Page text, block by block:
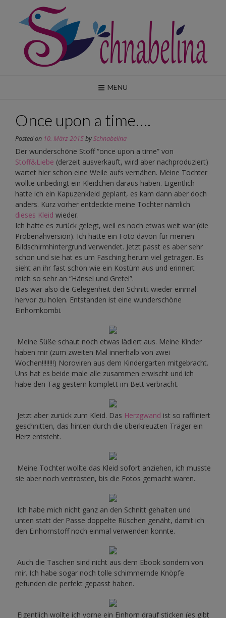
content
MENU
Once upon a time….
Posted on 10. März 2015bySchnabelina
Der wunderschöne Stoff “once upon a time” von
Stoff&Liebe (derzeit ausverkauft, wird aber nachproduziert)
wartet hier schon eine Weile aufs vernähen. Meine Tochter
wollte unbedingt ein Kleidchen daraus haben. Eigentlich
hatte ich ein Kapuzenkleid geplant, es kam dann aber doch
anders. Kurz vorher entdeckte meine Tochter nämlich
dieses Kleid wieder.
Ich hatte es zurück gelegt, weil es noch etwas weit war (die
Probenähversion). Ich hatte ein Foto davon für meinen
Bildschirmhintergrund verwendet. Jetzt passt es aber sehr
schön und sie hat es um Fasching herum viel getragen. Es
sieht an ihr fast schon wie ein Kostüm aus und erinnert
mich so sehr an “Hänsel und Gretel”.
Das war also die Gelegenheit den Schnitt wieder einmal
hervor zu holen. Entstanden ist eine wunderschöne
Einhornkombi.
Meine Süße schaut noch etwas lädiert aus. Meine Kinder
haben mir (zum zweiten Mal innerhalb von zwei
Wochen!!!!!!!!) Noroviren aus dem Kindergarten mitgebracht.
Uns hat es beide male alle zusammen erwischt und ich
habe den Tag gestern komplett im Bett verbracht.
Jetzt aber zurück zum Kleid. Das Herzgwand ist so raffiniert
geschnitten, das hinten durch die überkreuzten Träger ein
Herz entsteht.
Meine Tochter wollte das Kleid sofort anziehen, ich musste
sie aber noch vertrösten, bis die Fotos gemacht waren.
Ich habe mich nicht ganz an den Schnitt gehalten und
unten statt der Passe doppelte Rüschen genäht, damit ich
den Einhornstoff noch einmal verwenden konnte.
Auch die Taschen sind nicht aus dem Ebook sondern von
mir. Ich habe sogar noch tolle schimmernde Knöpfe
gefunden die perfekt gepasst haben.
Eigentlich wollte ich vorne ein Einhorn drauf sticken (es gibt